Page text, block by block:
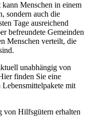
Menschen in einem
sondern auch die
Tage ausreichend
befreundete Gemeinden
Menschen verteilt, die
unabhängig von
finden Sie eine
mit
von Hilfsgütern erhalten